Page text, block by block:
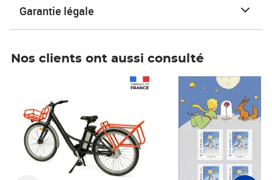
Garantie légale
Nos clients ont aussi consulté
Prix 7,50€